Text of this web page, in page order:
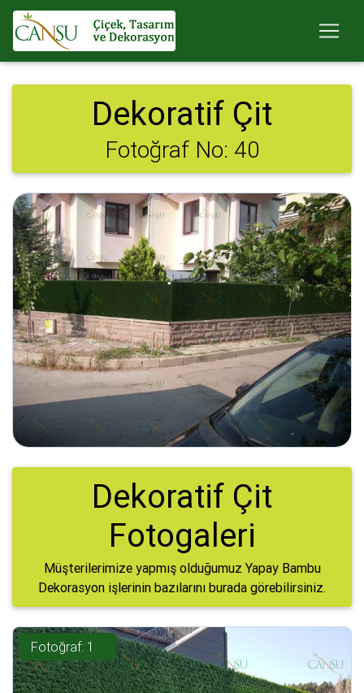
Dekoratif Çit
Fotoğraf No: 40
Dekoratif Çit
Fotogaleri
Müşterilerimize yapmış olduğumuz Yapay Bambu
Dekorasyon işlerinin bazılarını burada görebilirsiniz.
Fotoğraf: 1